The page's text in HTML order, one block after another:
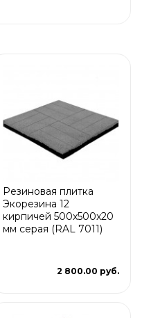
Резиновая плитка
Экорезина 12
кирпичей 500x500x20
мм серая (RAL 7011)
2 800.00 руб.